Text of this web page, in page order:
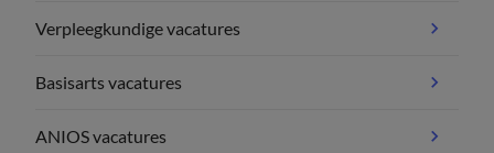
Verpleegkundige vacatures
Basisarts vacatures
ANIOS vacatures